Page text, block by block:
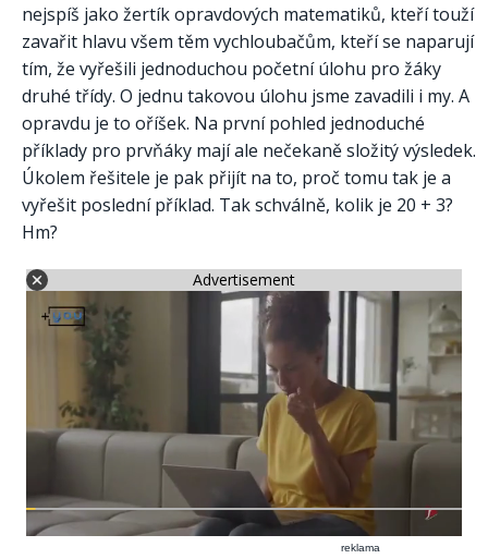
nejspíš jako žertík opravdových matematiků, kteří touží
zavařit hlavu všem těm vychloubačům, kteří se naparují
tím, že vyřešili jednoduchou početní úlohu pro žáky
druhé třídy. O jednu takovou úlohu jsme zavadili i my. A
opravdu je to oříšek. Na první pohled jednoduché
příklady pro prvňáky mají ale nečekaně složitý výsledek.
Úkolem řešitele je pak přijít na to, proč tomu tak je a
vyřešit poslední příklad. Tak schválně, kolik je 20 + 3?
Hm?
Advertisement
reklama